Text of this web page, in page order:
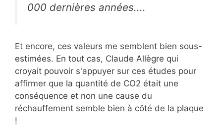
000 dernières années....
Et encore, ces valeurs me semblent bien sous-
estimées. En tout cas, Claude Allègre qui
croyait pouvoir s'appuyer sur ces études pour
affirmer que la quantité de CO2 était une
conséquence et non une cause du
réchauffement semble bien à côté de la plaque
!